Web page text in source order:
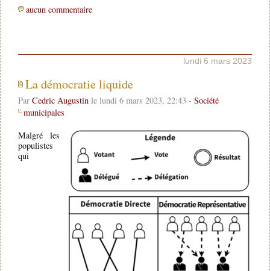
aucun commentaire
lundi 6 mars 2023
La démocratie liquide
Par Cedric Augustinle lundi 6 mars 2023, 22:43 - Société
municipales
Malgré les
populistes
qui